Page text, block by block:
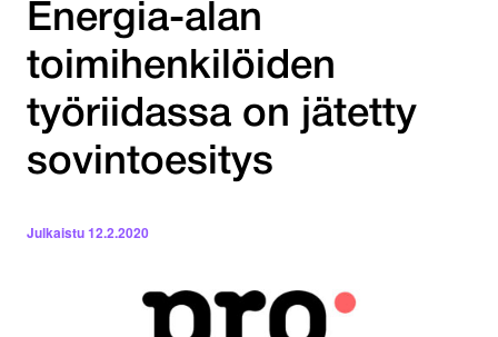
Energia-alan
toimihenkilöiden
työriidassa on jätetty
sovintoesitys
Julkaistu12.2.2020